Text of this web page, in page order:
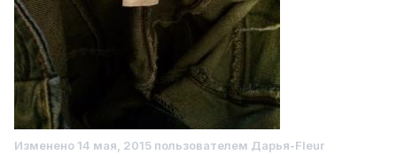
Изменено 14 мая, 2015 пользователем Дарья-Fleur